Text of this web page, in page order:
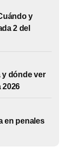
y
2 del
y dónde ver
2026
en penales